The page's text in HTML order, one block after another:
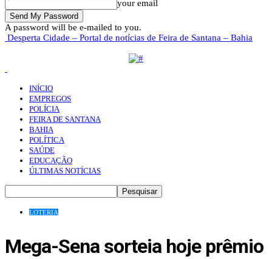
your email
A password will be e-mailed to you.
Desperta Cidade – Portal de notícias de Feira de Santana – Bahia
INÍCIO
EMPREGOS
POLÍCIA
FEIRA DE SANTANA
BAHIA
POLÍTICA
SAÚDE
EDUCAÇÃO
ÚLTIMAS NOTÍCIAS
LOTERIA
Mega-Sena sorteia hoje prêmio